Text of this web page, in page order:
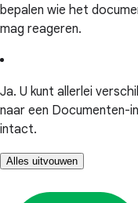
bepalen wie het
mag reageren.
Ja. U kunt allerlei
naar een Documenten-
intact.
Alles uitvouwen